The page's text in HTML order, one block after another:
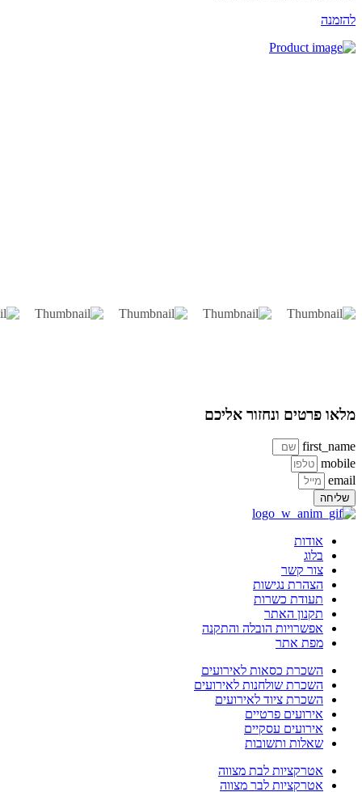
פרטים ונחזור אליכם
שליחה
אודות
בלוג
צור קשר
הצהרת נגישות
תעודת כשרות
תקנון האתר
אפשרויות הובלה והתקנה
מפת אתר
השכרת כסאות לאירועים
השכרת שולחנות לאירועים
השכרת ציוד לאירועים
אירועים פרטיים
אירועים עסקיים
שאלות ותשובות
אטרקציות לבת מצווה
אטרקציות לבר מצווה